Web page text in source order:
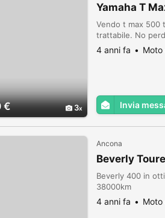
€ 3
Yamaha T
Vendo t max 500
trattabile. No
4 anni fa Moto
Invia
Ancona
Beverly
Beverly 400 in
38000km
4 anni fa Moto